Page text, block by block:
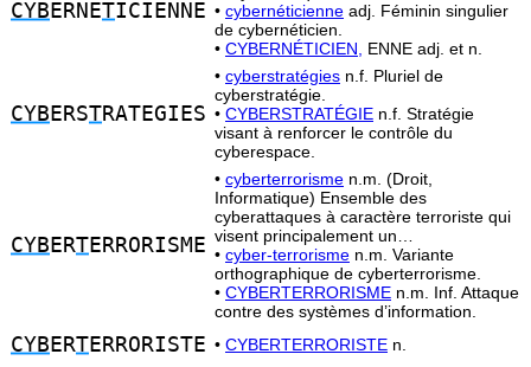
CYB ERNETICIENNE • cybernéticienne adj. Féminin singulier
de cybernéticien.
• CYBERNÉTICIEN, ENNE adj. et n.
CYB ERSTRATEGIES
• cyberstratégies n.f. Pluriel de
cyberstratégie.
• CYBERSTRATÉGIE n.f. Stratégie
visant à renforcer le contrôle du
cyberespace.
CYB ERTERRORISME
• cyberterrorisme n.m. (Droit,
Informatique) Ensemble des
cyberattaques à caractère terroriste qui
visent principalement un…
• cyber-terrorisme n.m. Variante
orthographique de cyberterrorisme.
• CYBERTERRORISME n.m. Inf. Attaque
contre des systèmes d’information.
CYB ERTERRORISTE • CYBERTERRORISTE n.